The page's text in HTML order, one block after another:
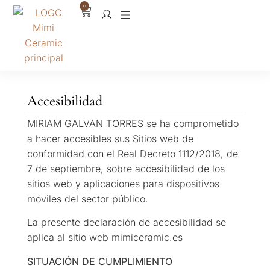
0
Accesibilidad
MIRIAM GALVAN TORRES se ha comprometido
a hacer accesibles sus Sitios web de
conformidad con el Real Decreto 1112/2018, de
7 de septiembre, sobre accesibilidad de los
sitios web y aplicaciones para dispositivos
móviles del sector público.
La presente declaración de accesibilidad se
aplica al sitio web mimiceramic.es
SITUACIÓN DE CUMPLIMIENTO